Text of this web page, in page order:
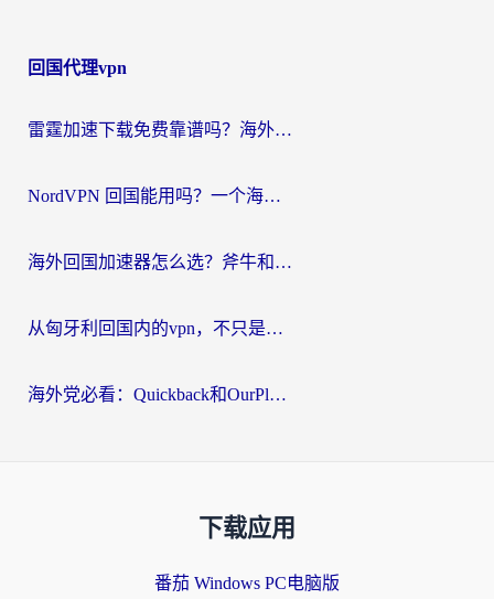
回国代理vpn
雷霆加速下载免费靠谱吗？海外党选回国加速器的避坑指南（附热门工具对比）
NordVPN 回国能用吗？一个海外用户必须面对的真实困境
海外回国加速器怎么选？斧牛和海龟哪个好？一篇帮你避开坑的实用指南
从匈牙利回国内的vpn，不只是为了刷剧那么简单
海外党必看：Quickback和OurPlay好用吗？3分钟选对回国加速器，无缝刷剧玩游戏
下载应用
番茄 Windows PC电脑版